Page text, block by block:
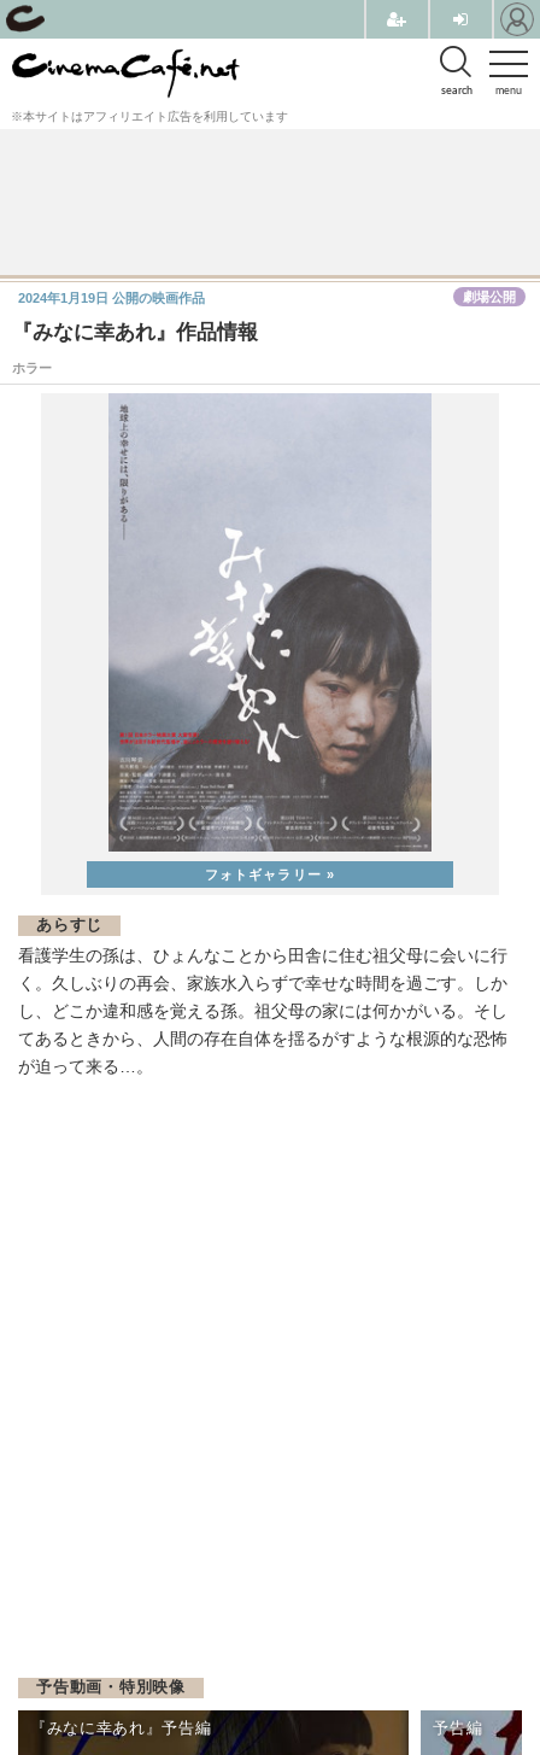
menu
search
※本サイトはアフィリエイト広告を利用しています
『みなに幸あれ』作品情報
ホラー
2024年1月19日 公開の映画作品 劇場公開
あらすじ
看護学生の孫は、ひょんなことから田舎に住む祖父母に会いに行
く。久しぶりの再会、家族水入らずで幸せな時間を過ごす。しか
し、どこか違和感を覚える孫。祖父母の家には何かがいる。そし
てあるときから、人間の存在自体を揺るがすような根源的な恐怖
が迫って来る…。
予告動画・特別映像
『みなに幸あれ』予告編 予告編